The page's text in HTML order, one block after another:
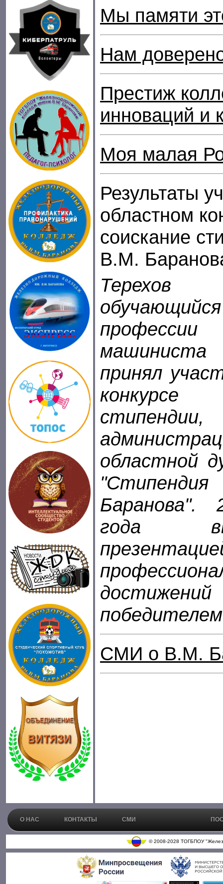
Мы памяти
Нам
Престиж
инноваций и
Моя малая
Результаты
областном
соискание
В.М.
Терехов
принял
конкурсе
областной
Баранова".
года
СМИ о В.М.
О НАС КОНТАКТЫ СМИ
© 2008-2028 ТОГБПОУ